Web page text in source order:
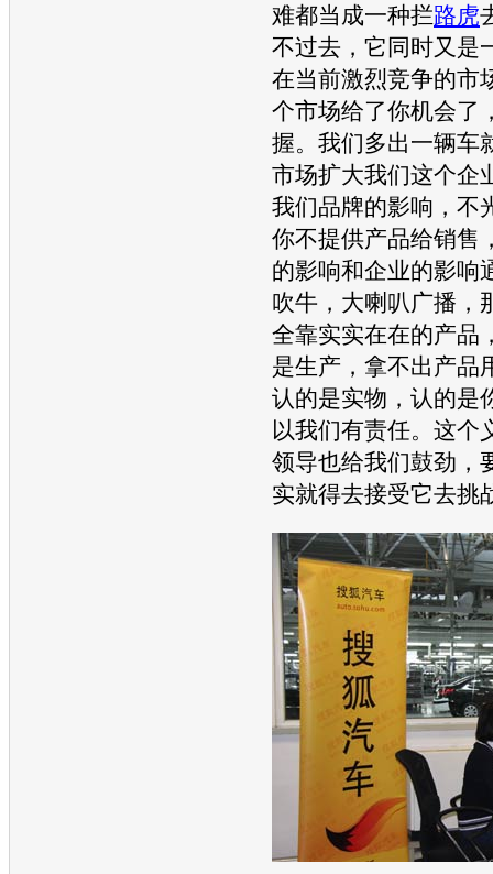
难都当成一种拦路虎
不过去，它同时又是
在当前激烈竞争的市
个市场给了你机会了
握。我们多出一辆车
市场扩大我们这个企
我们品牌的影响，不
你不提供产品给销售
的影响和企业的影响
吹牛，大喇叭广播，
全靠实实在在的产品
是生产，拿不出产品
认的是实物，认的是
以我们有责任。这个
领导也给我们鼓劲，
实就得去接受它去挑